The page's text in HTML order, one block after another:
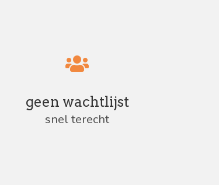
geen wachtlijst
snel terecht